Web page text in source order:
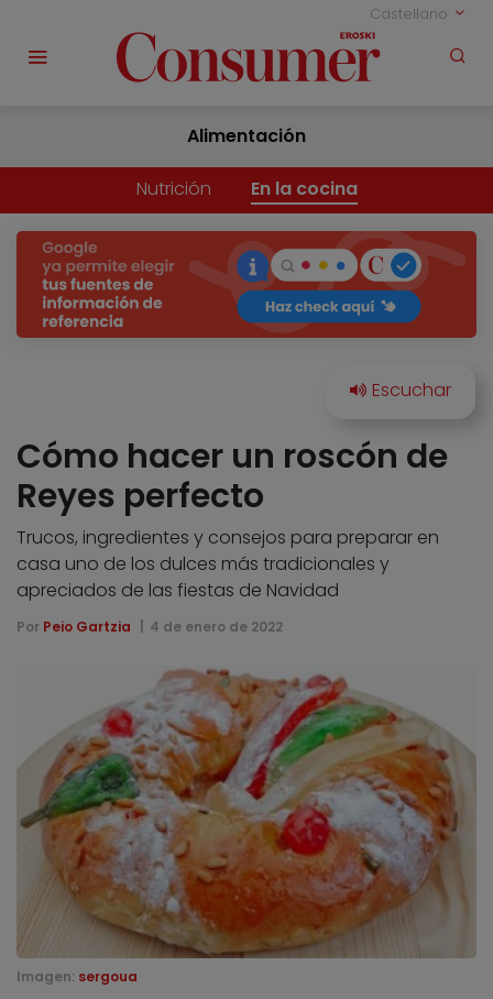
Castellano
Alimentación
Nutrición En la cocina
Cómo hacer un roscón de
Reyes perfecto
Trucos, ingredientes y consejos para preparar en
casa uno de los dulces más tradicionales y
apreciados de las fiestas de Navidad
Por Peio Gartzia 4 de enero de 2022
Imagen: sergoua